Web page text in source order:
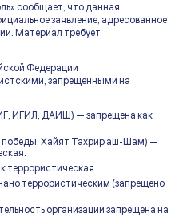
сообщает, что данная
заявление, адресованное
Материал требует
Федерации
запрещенными на
ИГИЛ, ДАИШ) — запрещена как
Хайят Тахрир аш-Шам) —
террористическая.
террористическим (запрещено
организации запрещена на